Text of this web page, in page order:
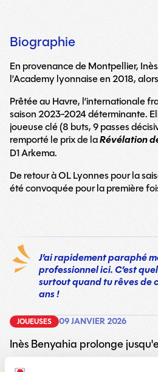
Biographie
En provenance de Montpellier,
l’Academy lyonnaise en 2018,
Prêtée au Havre, l’internationale
saison 2023-2024 déterminante.
joueuse clé (8 buts, 9 passes
remporté le prix de laRévélation
D1 Arkema.
De retour à OL Lyonnes pour la
été convoquée pour la première
J’ai rapidement paraphé
professionnel ici. C’est
surtout quand tu rêves de
ans !
JOUEUSES 09 JANVIER 2026
Inès Benyahia prolonge